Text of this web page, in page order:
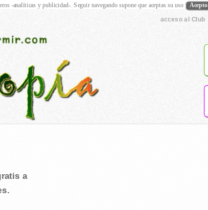
acceso al Club
a
-analíticas y publicidad-. Seguir navegando supone que aceptas su uso Acepto